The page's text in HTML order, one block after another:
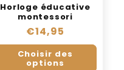
Horloge éducative
montessori
Prix
habituel
€14,95
Choisir des
options